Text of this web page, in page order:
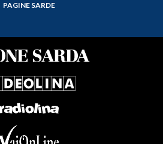
PAGINE SARDE